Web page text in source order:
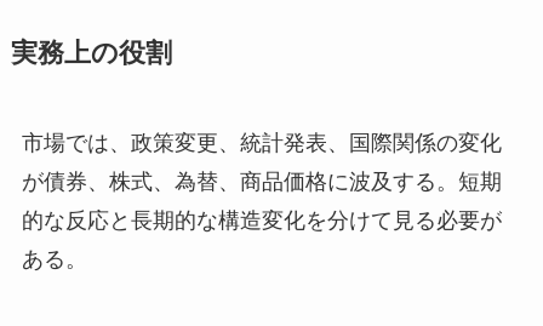
実務上の役割
市場では、政策変更、統計発表、国際関係の変化
が債券、株式、為替、商品価格に波及する。短期
的な反応と長期的な構造変化を分けて見る必要が
ある。